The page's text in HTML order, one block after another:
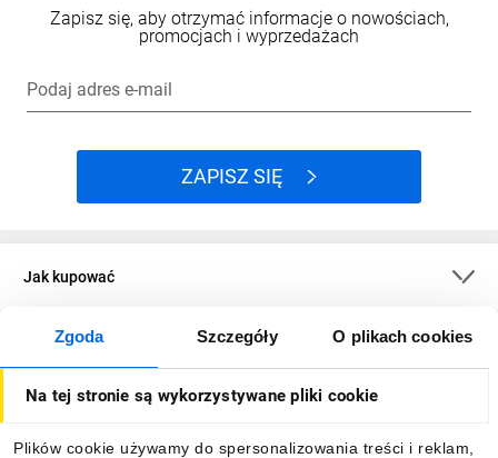
Zgoda Szczegóły O plikach cookies
Na tej stronie są wykorzystywane pliki cookie
Plików cookie używamy do spersonalizowania treści i reklam,
Zapisz się, aby otrzymać informacje o nowościach,
promocjach i wyprzedażach
Podaj adres e-mail
ZAPISZ SIĘ
Jak kupować
O firmie